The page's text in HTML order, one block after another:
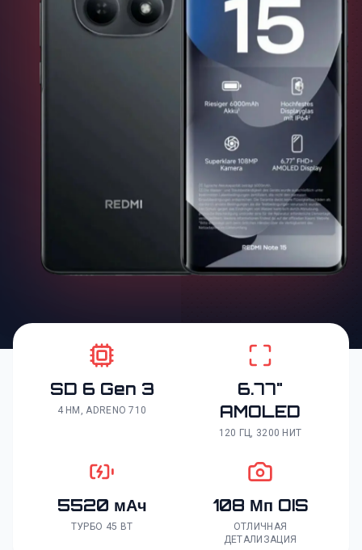
SD 6 Gen 3
4 НМ, ADRENO 710
6.77"
AMOLED
120 ГЦ, 3200 НИТ
5520 мАч
ТУРБО 45 ВТ
108 Мп OIS
ОТЛИЧНАЯ
ДЕТАЛИЗАЦИЯ